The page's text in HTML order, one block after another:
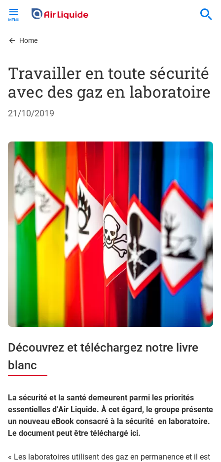
contentHome
Travailler en toute sécurité
avec des gaz en laboratoire
21/10/2019
Découvrez et téléchargez notre livre
blanc
La sécurité et la santé demeurent parmi les priorités
essentielles d’Air Liquide. À cet égard, le groupe présente
un nouveau eBook consacré à la sécurité en laboratoire.
Le document peut être téléchargé ici.
« Les laboratoires utilisent des gaz en permanence et il est